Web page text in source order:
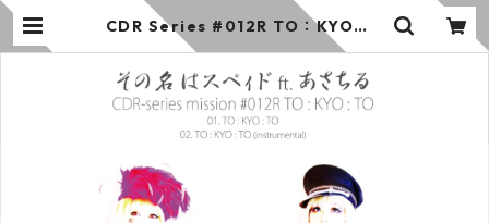
CDR Series #012R TO：KYO：T
O / その名はスペィド ft. あさちる